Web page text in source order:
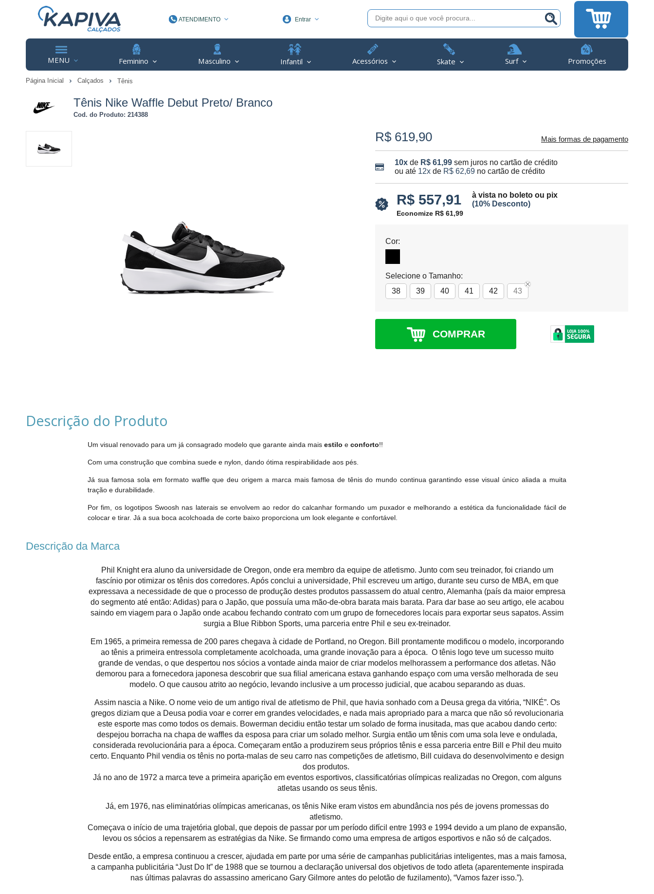
ATENDIMENTO
(48) 3623-1991
Entrar
MENU Feminino Masculino Infantil Acessórios Skate Surf Promoções
Página Inicial Calçados Tênis
Tênis Nike Waffle Debut Preto/ Branco
Cod. do Produto: 214388
R$ 619,90 Mais formas de pagamento
10x de R$ 61,99 sem juros no cartão de crédito
ou até 12x de R$ 62,69 no cartão de crédito
R$ 557,91
à vista no boleto ou pix
(10% Desconto)
Economize R$ 61,99
Cor:
Selecione o Tamanho:
38
39 40 41 42 43
COMPRAR
Descrição do Produto
Um visual renovado para um já consagrado modelo que garante ainda mais estilo e conforto!!
Com uma construção que combina suede e nylon, dando ótima respirabilidade aos pés.
Já sua famosa sola em formato waffle que deu origem a marca mais famosa de tênis do mundo continua garantindo esse visual único aliada a muita
tração e durabilidade.
Por fim, os logotipos Swoosh nas laterais se envolvem ao redor do calcanhar formando um puxador e melhorando a estética da funcionalidade fácil de
colocar e tirar. Já a sua boca acolchoada de corte baixo proporciona um look elegante e confortável.
Descrição da Marca
Phil Knight era aluno da universidade de Oregon, onde era membro da equipe de atletismo. Junto com seu treinador, foi criando um
fascínio por otimizar os tênis dos corredores. Após conclui a universidade, Phil escreveu um artigo, durante seu curso de MBA, em que
expressava a necessidade de que o processo de produção destes produtos passassem do atual centro, Alemanha (país da maior empresa
do segmento até então: Adidas) para o Japão, que possuía uma mão-de-obra barata mais barata. Para dar base ao seu artigo, ele acabou
saindo em viagem para o Japão onde acabou fechando contrato com um grupo de fornecedores locais para exportar seus sapatos. Assim
surgia a Blue Ribbon Sports, uma parceria entre Phil e seu ex-treinador.
Em 1965, a primeira remessa de 200 pares chegava à cidade de Portland, no Oregon. Bill prontamente modificou o modelo, incorporando
ao tênis a primeira entressola completamente acolchoada, uma grande inovação para a época. O tênis logo teve um sucesso muito
grande de vendas, o que despertou nos sócios a vontade ainda maior de criar modelos melhorassem a performance dos atletas. Não
demorou para a fornecedora japonesa descobrir que sua filial americana estava ganhando espaço com uma versão melhorada de seu
modelo. O que causou atrito ao negócio, levando inclusive a um processo judicial, que acabou separando as duas.
Assim nascia a Nike. O nome veio de um antigo rival de atletismo de Phil, que havia sonhado com a Deusa grega da vitória, “NIKÉ”. Os
gregos diziam que a Deusa podia voar e correr em grandes velocidades, e nada mais apropriado para a marca que não só revolucionaria
este esporte mas como todos os demais. Bowerman decidiu então testar um solado de forma inusitada, mas que acabou dando certo:
despejou borracha na chapa de waffles da esposa para criar um solado melhor. Surgia então um tênis com uma sola leve e ondulada,
considerada revolucionária para a época. Começaram então a produzirem seus próprios tênis e essa parceria entre Bill e Phil deu muito
certo. Enquanto Phil vendia os tênis no porta-malas de seu carro nas competições de atletismo, Bill cuidava do desenvolvimento e design
dos produtos.
Já no ano de 1972 a marca teve a primeira aparição em eventos esportivos, classificatórias olímpicas realizadas no Oregon, com alguns
atletas usando os seus tênis.
Já, em 1976, nas eliminatórias olímpicas americanas, os tênis Nike eram vistos em abundância nos pés de jovens promessas do
atletismo.
Começava o início de uma trajetória global, que depois de passar por um período difícil entre 1993 e 1994 devido a um plano de expansão,
levou os sócios a repensarem as estratégias da Nike. Se firmando como uma empresa de artigos esportivos e não só de calçados.
Desde então, a empresa continuou a crescer, ajudada em parte por uma série de campanhas publicitárias inteligentes, mas a mais famosa,
a campanha publicitária “Just Do It” de 1988 que se tournou a declaração universal dos objetivos de todo atleta (aparentemente inspirada
nas últimas palavras do assassino americano Gary Gilmore antes do pelotão de fuzilamento), “Vamos fazer isso.”).